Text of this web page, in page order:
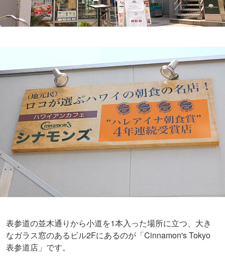
表参道の並木通りから小道を1本入った場所に立つ、大き
なガラス窓のあるビル2Fにあるのが「Cinnamon's Tokyo
表参道店」です。